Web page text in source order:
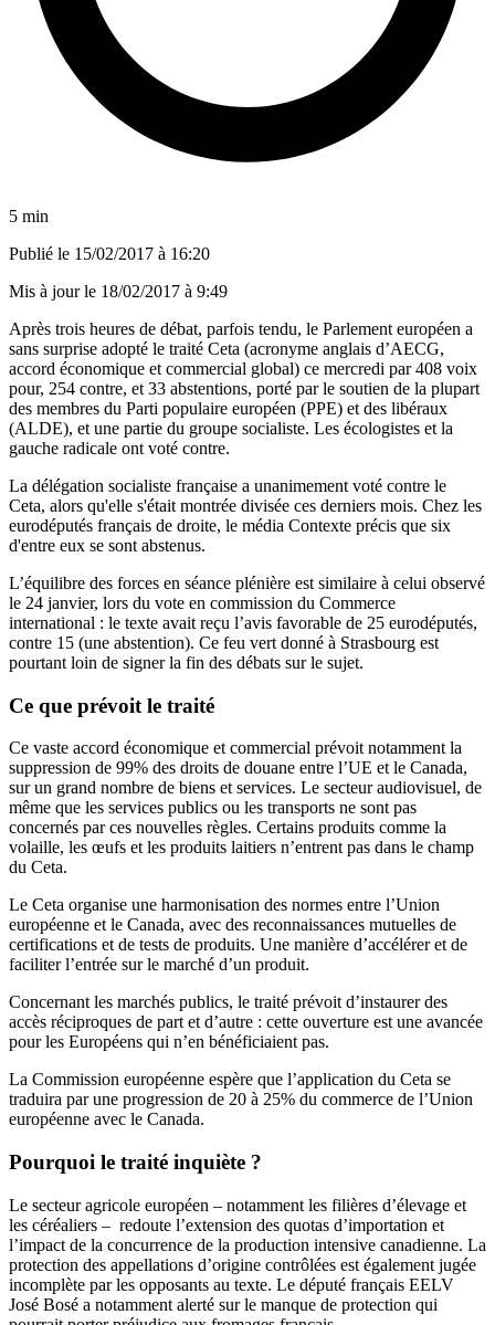
5 min
Publié le 15/02/2017 à 16:20
Mis à jour le 18/02/2017 à 9:49
Après trois heures de débat, parfois tendu, le Parlement européen a
sans surprise adopté le traité Ceta (acronyme anglais d’AECG,
accord économique et commercial global) ce mercredi par 408 voix
pour, 254 contre, et 33 abstentions, porté par le soutien de la plupart
des membres du Parti populaire européen (PPE) et des libéraux
(ALDE), et une partie du groupe socialiste. Les écologistes et la
gauche radicale ont voté contre.
La délégation socialiste française a unanimement voté contre le
Ceta, alors qu'elle s'était montrée divisée ces derniers mois. Chez les
eurodéputés français de droite, le média Contexte précis que six
d'entre eux se sont abstenus.
L’équilibre des forces en séance plénière est similaire à celui observé
le 24 janvier, lors du vote en commission du Commerce
international : le texte avait reçu l’avis favorable de 25 eurodéputés,
contre 15 (une abstention). Ce feu vert donné à Strasbourg est
pourtant loin de signer la fin des débats sur le sujet.
Ce que prévoit le traité
Ce vaste accord économique et commercial prévoit notamment la
suppression de 99% des droits de douane entre l’UE et le Canada,
sur un grand nombre de biens et services. Le secteur audiovisuel, de
même que les services publics ou les transports ne sont pas
concernés par ces nouvelles règles. Certains produits comme la
volaille, les œufs et les produits laitiers n’entrent pas dans le champ
du Ceta.
Le Ceta organise une harmonisation des normes entre l’Union
européenne et le Canada, avec des reconnaissances mutuelles de
certifications et de tests de produits. Une manière d’accélérer et de
faciliter l’entrée sur le marché d’un produit.
Concernant les marchés publics, le traité prévoit d’instaurer des
accès réciproques de part et d’autre : cette ouverture est une avancée
pour les Européens qui n’en bénéficiaient pas.
La Commission européenne espère que l’application du Ceta se
traduira par une progression de 20 à 25% du commerce de l’Union
européenne avec le Canada.
Pourquoi le traité inquiète ?
Le secteur agricole européen – notamment les filières d’élevage et
les céréaliers – redoute l’extension des quotas d’importation et
l’impact de la concurrence de la production intensive canadienne. La
protection des appellations d’origine contrôlées est également jugée
incomplète par les opposants au texte. Le député français EELV
José Bosé a notamment alerté sur le manque de protection qui